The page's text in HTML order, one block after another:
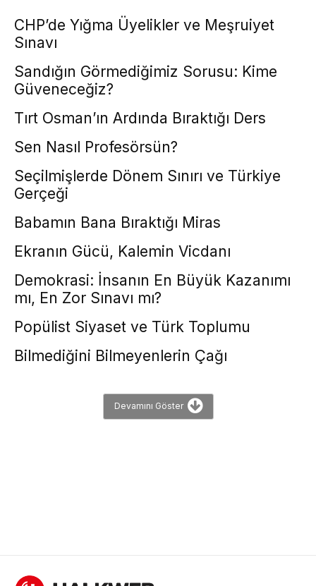
CHP’de Yığma Üyelikler ve Meşruiyet
Sınavı
Sandığın Görmediğimiz Sorusu: Kime
Güveneceğiz?
Tırt Osman’ın Ardında Bıraktığı Ders
Sen Nasıl Profesörsün?
Seçilmişlerde Dönem Sınırı ve Türkiye
Gerçeği
Babamın Bana Bıraktığı Miras
Ekranın Gücü, Kalemin Vicdanı
Demokrasi: İnsanın En Büyük Kazanımı
mı, En Zor Sınavı mı?
Popülist Siyaset ve Türk Toplumu
Bilmediğini Bilmeyenlerin Çağı
Devamını Göster